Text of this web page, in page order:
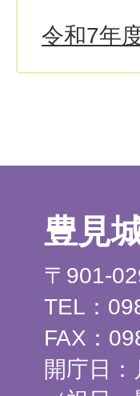
令和7年
豊見
〒901-
TEL：
FAX：
開庁日